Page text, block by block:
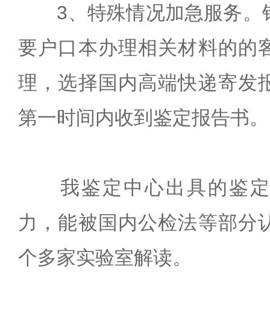
3、特殊情况加急服务。
要户口本办理相关材料的的
理，选择国内高端快递寄发
第一时间内收到鉴定报告书。
我鉴定中心出具的鉴定
力，能被国内公检法等部分
个多家实验室解读。